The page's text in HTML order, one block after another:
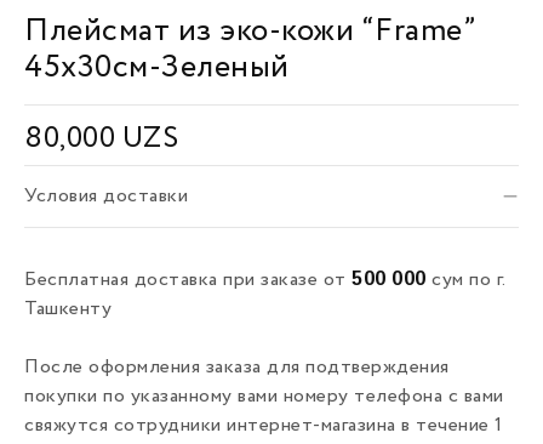
Плейсмат из эко-кожи “Frame”
45х30см-Зеленый
80,000 UZS
Условия доставки
Бесплатная доставка при заказе от 500 000 сум по г.
Ташкенту
После оформления заказа для подтверждения
покупки по указанному вами номеру телефона с вами
свяжутся сотрудники интернет-магазина в течение 1